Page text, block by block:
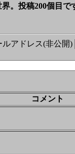
。投稿200個目で
ルアドレス(非公開)
コメント